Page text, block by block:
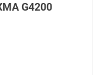
G4200